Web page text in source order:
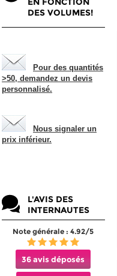
DES VOLUMES!
Pour des quantités
>50, demandez un devis
personnalisé.
Nous signaler un
prix inférieur.
L'AVIS DES
INTERNAUTES
Note générale : 4.92/5
36 avis déposés